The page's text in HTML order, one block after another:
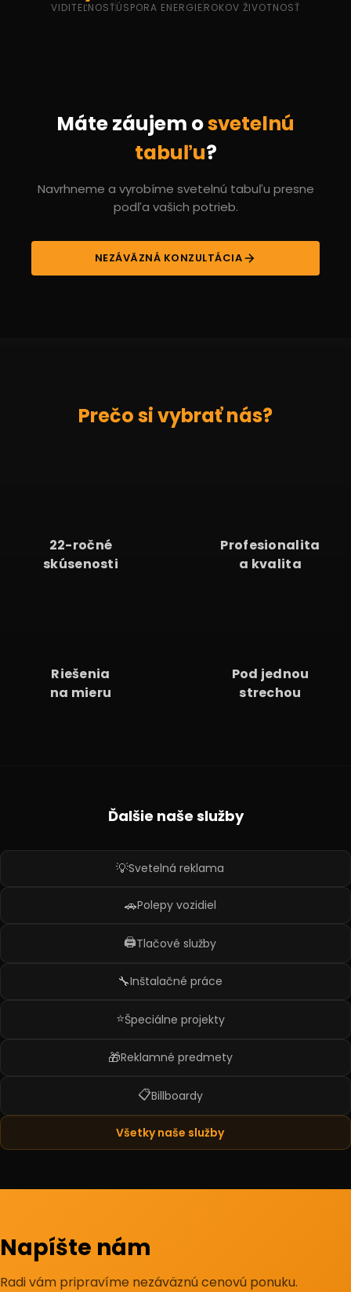
VIDITEĽNOSŤÚSPORA ENERGIEROKOV ŽIVOTNOSŤ
Máte záujem osvetelnú
tabuľu?
Navrhneme a vyrobíme svetelnú tabuľu presne
podľa vašich potrieb.
NEZÁVÄZNÁ KONZULTÁCIA
Prečo si vybrať nás?
22
22-ročné
skúsenosti
Profesionalita
a kvalita
Riešenia
na mieru
Pod jednou
strechou
Ďalšie naše služby
💡Svetelná reklama
🚗Polepy vozidiel
🖨️Tlačové služby
🔧Inštalačné práce
⭐Špeciálne projekty
🎁Reklamné predmety
📋Billboardy
Všetky naše služby
Napíšte nám
Radi vám pripravíme nezáväznú cenovú ponuku.